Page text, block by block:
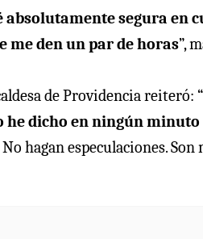
segura en
me den un par de horas”,
de Providencia reiteró:
he dicho en ningún
No hagan especulaciones.